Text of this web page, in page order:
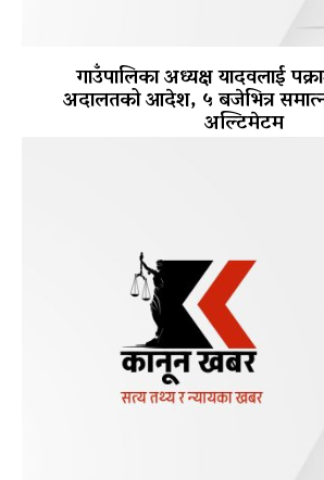
गाउँपालिका अध्यक्ष यादवलाई
अदालतको आदेश, ५ बजेभित्र
अल्टिमेटम